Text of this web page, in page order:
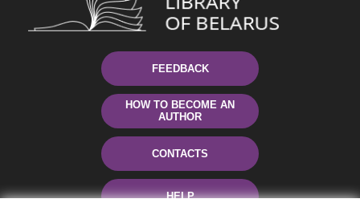
FEEDBACK
HOW TO BECOME AN
AUTHOR
CONTACTS
HELP